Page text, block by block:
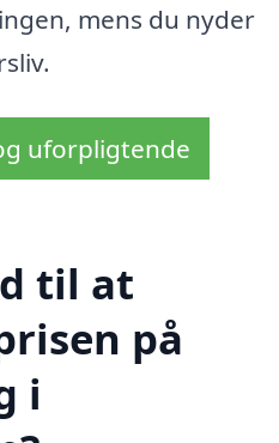
mens du nyder
uforpligtende
til at
på
i